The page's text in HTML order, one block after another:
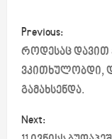
P
o
s
t
Previous:
როდესაც
ვკითხულობდი,
გამახსენდა.
Next: